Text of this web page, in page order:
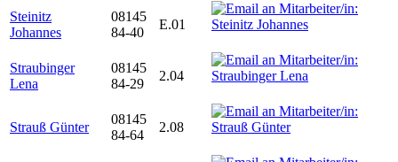
Steinitz
Johannes
08145
84-40
E.01
Straubinger
Lena
08145
84-29
2.04
Strauß Günter
08145
84-64
2.08